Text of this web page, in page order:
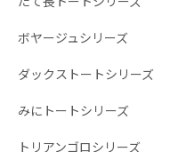
ボヤージュシリーズ
ダックストートシリーズ
みにトートシリーズ
トリアンゴロシリーズ